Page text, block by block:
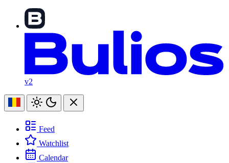
v2
Feed
Watchlist
Calendar